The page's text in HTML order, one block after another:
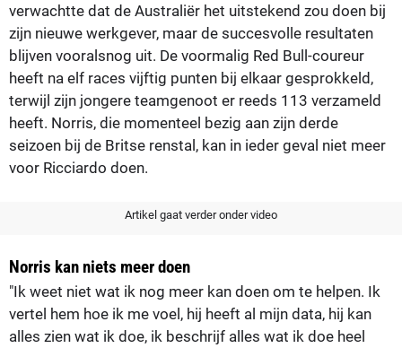
verwachtte dat de Australiër het uitstekend zou doen bij
zijn nieuwe werkgever, maar de succesvolle resultaten
blijven vooralsnog uit. De voormalig Red Bull-coureur
heeft na elf races vijftig punten bij elkaar gesprokkeld,
terwijl zijn jongere teamgenoot er reeds 113 verzameld
heeft. Norris, die momenteel bezig aan zijn derde
seizoen bij de Britse renstal, kan in ieder geval niet meer
voor Ricciardo doen.
Artikel gaat verder onder video
Norris kan niets meer doen
"Ik weet niet wat ik nog meer kan doen om te helpen. Ik
vertel hem hoe ik me voel, hij heeft al mijn data, hij kan
alles zien wat ik doe, ik beschrijf alles wat ik doe heel